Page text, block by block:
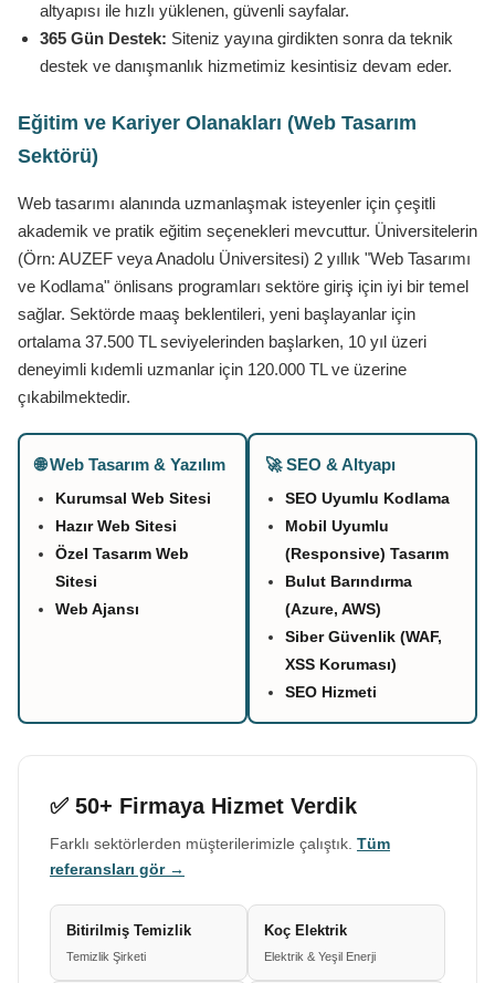
altyapısı ile hızlı yüklenen, güvenli sayfalar.
365 Gün Destek: Siteniz yayına girdikten sonra da teknik
destek ve danışmanlık hizmetimiz kesintisiz devam eder.
Eğitim ve Kariyer Olanakları (Web Tasarım
Sektörü)
Web tasarımı alanında uzmanlaşmak isteyenler için çeşitli
akademik ve pratik eğitim seçenekleri mevcuttur. Üniversitelerin
(Örn: AUZEF veya Anadolu Üniversitesi) 2 yıllık "Web Tasarımı
ve Kodlama" önlisans programları sektöre giriş için iyi bir temel
sağlar. Sektörde maaş beklentileri, yeni başlayanlar için
ortalama 37.500 TL seviyelerinden başlarken, 10 yıl üzeri
deneyimli kıdemli uzmanlar için 120.000 TL ve üzerine
çıkabilmektedir.
🌐 Web Tasarım & Yazılım
Kurumsal Web Sitesi
Hazır Web Sitesi
Özel Tasarım Web
Sitesi
Web Ajansı
🚀 SEO & Altyapı
SEO Uyumlu Kodlama
Mobil Uyumlu
(Responsive) Tasarım
Bulut Barındırma
(Azure, AWS)
Siber Güvenlik (WAF,
XSS Koruması)
SEO Hizmeti
✅ 50+ Firmaya Hizmet Verdik
Farklı sektörlerden müşterilerimizle çalıştık. Tüm
referansları gör →
Bitirilmiş Temizlik
Temizlik Şirketi
Koç Elektrik
Elektrik & Yeşil Enerji